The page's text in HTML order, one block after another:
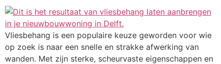
Vliesbehang is een populaire keuze geworden voor wie
op zoek is naar een snelle en strakke afwerking van
wanden. Met zijn sterke, scheurvaste eigenschappen en